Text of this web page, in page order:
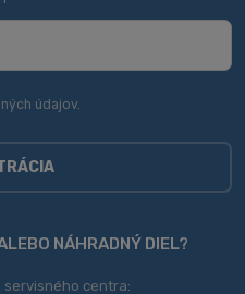
údajov.
NÁHRADNÝ DIEL?
servisného centra: